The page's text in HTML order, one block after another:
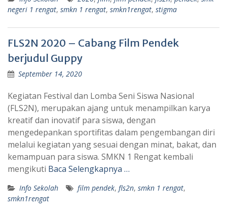
negeri 1 rengat, smkn 1 rengat, smkn1rengat, stigma
FLS2N 2020 – Cabang Film Pendek
berjudul Guppy
September 14, 2020
Kegiatan Festival dan Lomba Seni Siswa Nasional
(FLS2N), merupakan ajang untuk menampilkan karya
kreatif dan inovatif para siswa, dengan
mengedepankan sportifitas dalam pengembangan diri
melalui kegiatan yang sesuai dengan minat, bakat, dan
kemampuan para siswa. SMKN 1 Rengat kembali
mengikuti Baca Selengkapnya …
Info Sekolah film pendek, fls2n, smkn 1 rengat,
smkn1rengat